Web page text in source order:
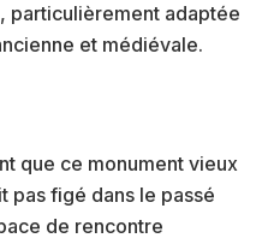
particulièrement adaptée
et médiévale.
que ce monument vieux
pas figé dans le passé
de rencontre